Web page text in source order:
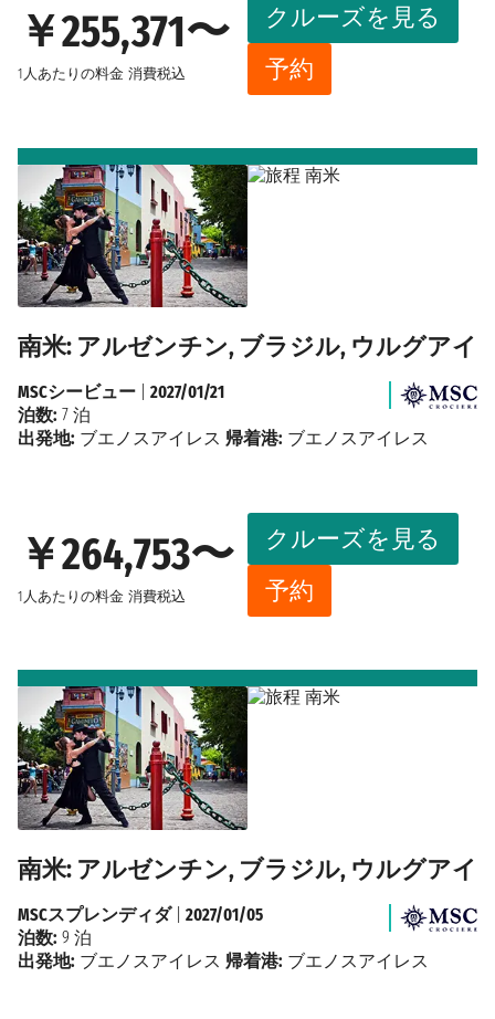
￥255,371〜
1人あたりの料金 消費税込
クルーズを見る
予約
南米: アルゼンチン, ブラジル, ウルグアイ
￥264,753〜
1人あたりの料金 消費税込
クルーズを見る
予約
MSCシービュー
2027/01/21
泊数: 7 泊
出発地: ブエノスアイレス 帰着港: ブエノスアイレス
南米: アルゼンチン, ブラジル, ウルグアイ
MSCスプレンディダ| 2027/01/05
泊数: 9 泊
出発地: ブエノスアイレス 帰着港: ブエノスアイレス